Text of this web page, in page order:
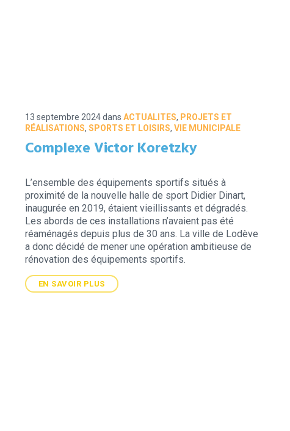
13 septembre 2024dans ACTUALITES, PROJETS ET
RÉALISATIONS, SPORTS ET LOISIRS, VIE MUNICIPALE
Complexe Victor Koretzky
L’ensemble des équipements sportifs situés à
proximité de la nouvelle halle de sport Didier Dinart,
inaugurée en 2019, étaient vieillissants et dégradés.
Les abords de ces installations n’avaient pas été
réaménagés depuis plus de 30 ans. La ville de Lodève
a donc décidé de mener une opération ambitieuse de
rénovation des équipements sportifs.
EN SAVOIR PLUS